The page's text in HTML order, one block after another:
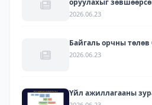
оруулахыг
2026.06.23
Байгаль орчны
2026.06.23
Үйл ажиллагааны